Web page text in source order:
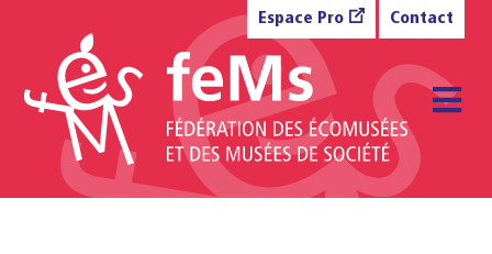
Espace Pro Contact